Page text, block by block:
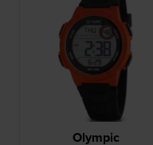
Olympic